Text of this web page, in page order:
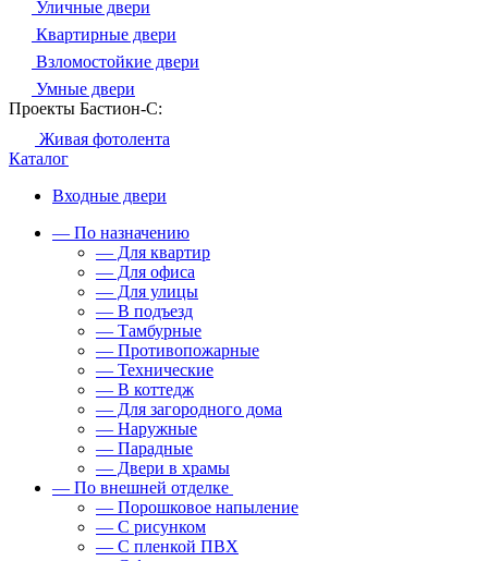
Уличные двери
Квартирные двери
Взломостойкие двери
Умные двери
Проекты Бастион-С:
Живая фотолента
Каталог
Входные двери
— По назначению
— Для квартир
— Для офиса
— Для улицы
— В подъезд
— Тамбурные
— Противопожарные
— Технические
— В коттедж
— Для загородного дома
— Наружные
— Парадные
— Двери в храмы
— По внешней отделке
— Порошковое напыление
— С рисунком
— С пленкой ПВХ